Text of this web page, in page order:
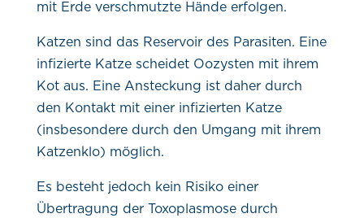
mit Erde verschmutzte Hände erfolgen.
Katzen sind das Reservoir des Parasiten. Eine
infizierte Katze scheidet Oozysten mit ihrem
Kot aus. Eine Ansteckung ist daher durch
den Kontakt mit einer infizierten Katze
(insbesondere durch den Umgang mit ihrem
Katzenklo) möglich.
Es besteht jedoch kein Risiko einer
Übertragung der Toxoplasmose durch